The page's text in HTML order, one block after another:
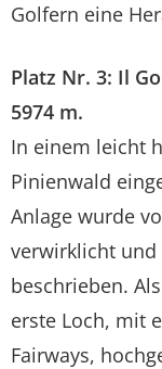
Golfern eine
Platz Nr. 3: Il
5974 m.
In einem leicht
Pinienwald
Anlage wurde
verwirklicht und
beschrieben.
erste Loch, mit
Fairways,